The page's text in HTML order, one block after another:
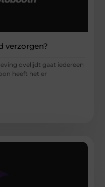
verzorgen?
ovelijdt gaat iedereen
heeft het er